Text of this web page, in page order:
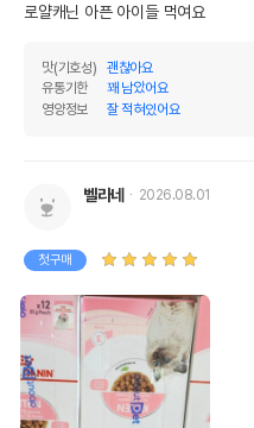
로얄캐닌 아픈 아이들 먹여요
맛(기호성)
괜찮아요
유통기한
꽤 남았어요
영양정보
잘 적혀있어요
벨라네 2026.08.01
첫구매